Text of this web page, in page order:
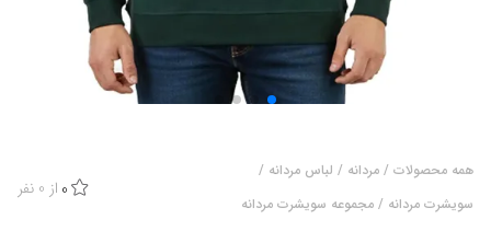
همه محصولات / مردانه / لباس مردانه /
سویشرت مردانه / مجموعه سویشرت مردانه
0 از 0 نفر